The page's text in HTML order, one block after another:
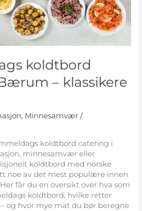
koldtbord
– klassikere
, Minnesamvær /
koldtbord catering i
minnesamvær eller
koldtbord med norske
noe av det mest populære innen
får du en oversikt over hva som
koldtbord, hvilke retter
og hvor mye mat du bør beregne